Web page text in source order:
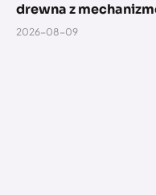
drewna z
2026-08-09